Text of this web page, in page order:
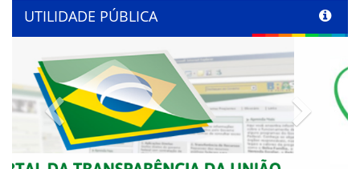
UTILIDADE PÚBLICA
Previous Next